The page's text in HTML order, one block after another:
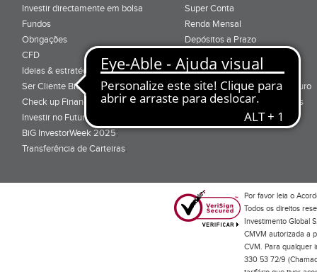
Investir directamente em bolsa
Fundos
Obrigações
CFD
Ideias & estratégias para investir
Ser Cliente BiG
Check up Financeiro
Investir no Futuro
BiG InvestorWeek 2025;
Transferência de Carteiras;
Super Conta
Renda Mensal
Depósitos a Prazo
Super Depósito
Conta Poupança BiG Aforro
Certificados de Aforro e Tesouro
Direitos e Deveres - Depósitos
Por favor leia o
Todos os direitos
Investimento Global
CMVM autorizada a
CVM. Para qualquer
330 53 72/9